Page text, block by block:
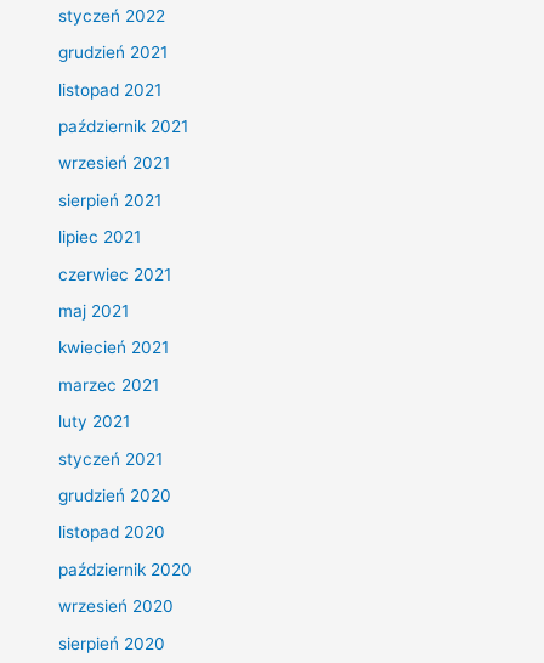
styczeń 2022
grudzień 2021
listopad 2021
październik 2021
wrzesień 2021
sierpień 2021
lipiec 2021
czerwiec 2021
maj 2021
kwiecień 2021
marzec 2021
luty 2021
styczeń 2021
grudzień 2020
listopad 2020
październik 2020
wrzesień 2020
sierpień 2020